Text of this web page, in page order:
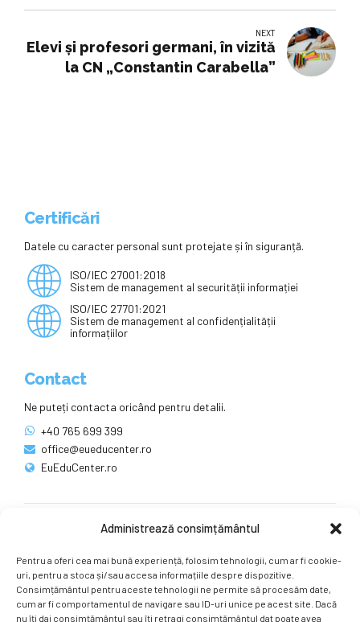
Administrează consimțământul
Pentru a oferi cea mai bună experiență, folosim tehnologii, cum ar fi cookie-
uri, pentru a stoca și/sau accesa informațiile despre dispozitive.
Consimțământul pentru aceste tehnologii ne permite să procesăm date,
cum ar fi comportamentul de navigare sau ID-uri unice pe acest site. Dacă
nu îți dai consimțământul sau îți retragi consimțământul dat poate avea
NEXT
Elevi și profesori germani, în vizită
la CN „Constantin Carabella”
Certificări
Datele cu caracter personal sunt protejate și în siguranță.
ISO/IEC 27001:2018
Sistem de management al securității informației
ISO/IEC 27701:2021
Sistem de management al confidențialității
informațiilor
Contact
Ne puteți contacta oricând pentru detalii.
+40 765 699 399
office@eueducenter.ro
EuEduCenter.ro
Ne puteți găsi și pe rețelele sociale.